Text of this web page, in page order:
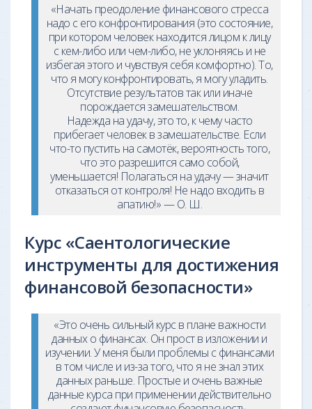
«Начать преодоление финансового стресса
надо с его конфронтирования (это состояние,
при котором человек находится лицом к лицу
с кем-либо или чем-либо, не уклоняясь и не
избегая этого и чувствуя себя комфортно). То,
что я могу конфронтировать, я могу уладить.
Отсутствие результатов так или иначе
порождается замешательством.
Надежда на удачу, это то, к чему часто
прибегает человек в замешательстве. Если
что-то пустить на самотёк, вероятность того,
что это разрешится само собой,
уменьшается! Полагаться на удачу — значит
отказаться от контроля! Не надо входить в
апатию!» — О. Ш.
Курс «Саентологические
инструменты для достижения
финансовой безопасности»
«Это очень сильный курс в плане важности
данных о финансах. Он прост в изложении и
изучении. У меня были проблемы с финансами
в том числе и из-за того, что я не знал этих
данных раньше. Простые и очень важные
данные курса при применении действительно